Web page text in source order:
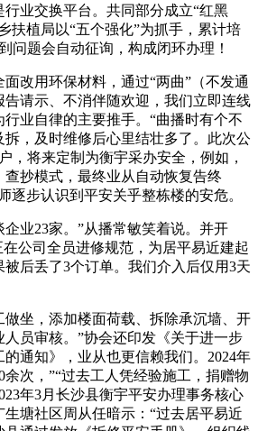
业交换平台。共同部分成立“红黑
扶植局以“五个强化”为抓手，累计培
问题会自动征询，构成闭环办理！
用环保材料，通过“两曲”（不发通
请示、不消伴随欢迎，我们立即连线
业自律的主要推手。“曲播时有个不
拆，及时维修后心里结壮多了。此次公
，将来定制为衡宇采办安全，例如，
查抄模式，最终业从自动恢复告终
逐步认识到平安关乎整栋楼的安危。
23家。”从播常敏笑着说。并开
在公司全员进修规范，为居平易近建起
后丢了3个订单。我们介入后仅用3天
坐，添加楼面荷载、拆除承沉墙、开
员审核。”协会还印发《关于进一步
通知》，业从也更信赖我们。2024年
余次，”“过去工人凭经验施工，捐赠物
年3月长沙县衡宇平安办理事务核心
塘社区周从任暗示：“过去居平易近